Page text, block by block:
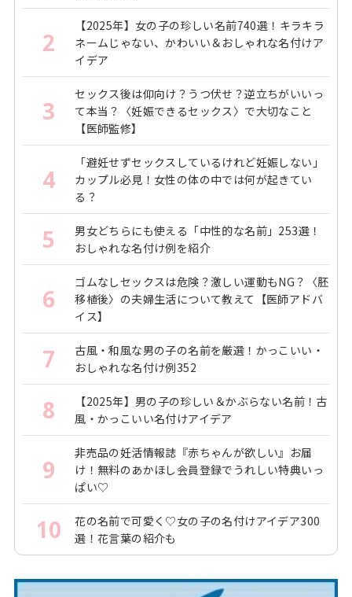
2
【2025年】女の子の珍しい名前740選！キラキラ
ネームじゃない、かわいい＆おしゃれな名付けア
イデア
3
セックス後は仰向け？うつ伏せ？逆立ちがいいっ
て本当？〈妊娠できるセックス〉で大切なこと
【医師監修】
4
「避妊せずセックスしているけれど妊娠しない」
カップル必見！女性の体の中では何が起きてい
る？
5
男女どちらにも使える「中性的な名前」253選！
おしゃれな名付け例を紹介
6
ゴムなしセックスは危険？激しい運動もNG？〈胚
移植後〉の夫婦生活について教えて【医師アドバ
イス】
7
古風・和風な男の子の名前を厳選！かっこいい・
おしゃれな名付け例352
8
【2025年】男の子の珍しい＆かぶらない名前！古
風・かっこいい名付けアイデア
9
非売品の妊活情報誌『赤ちゃんが欲しい』お届
け！無料のあかほし会員登録でうれしい特典いっ
ぱい♡
10
花の名前で可愛く♡女の子の名付けアイデア300
選！花言葉の紹介も